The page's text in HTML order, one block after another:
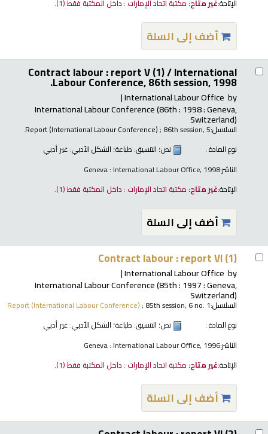
الإتاحة:غير متاح: مكتبة اتحاد الإمارات : داخل المكتبة فقط(1).
أضف إلى السلة
Contract labour : report V (1) /International
Labour Conference, 86th session, 1998.
by
International Labour Office
International Labour Conference(86th : 1998 : Geneva,
Switzerland)
السلاسل: Report (International Labour Conference); 86th session, 5.
نوع المادة :
نص؛ التنسيق: طباعة؛ الشكل الأدبي: غير أدبي
الناشر:Geneva : International Labour Office, 1998
الإتاحة:غير متاح: مكتبة اتحاد الإمارات : داخل المكتبة فقط(1).
أضف إلى السلة
Contract labour : report VI (1)
by
International Labour Office
International Labour Conference(85th : 1997 : Geneva,
Switzerland)
السلاسل: Report (International Labour Conference); 85th session, 6 no. 1
نوع المادة :
نص؛ التنسيق: طباعة؛ الشكل الأدبي: غير أدبي
الناشر:Geneva : International Labour Office, 1996
الإتاحة:غير متاح: مكتبة اتحاد الإمارات : داخل المكتبة فقط(1).
أضف إلى السلة